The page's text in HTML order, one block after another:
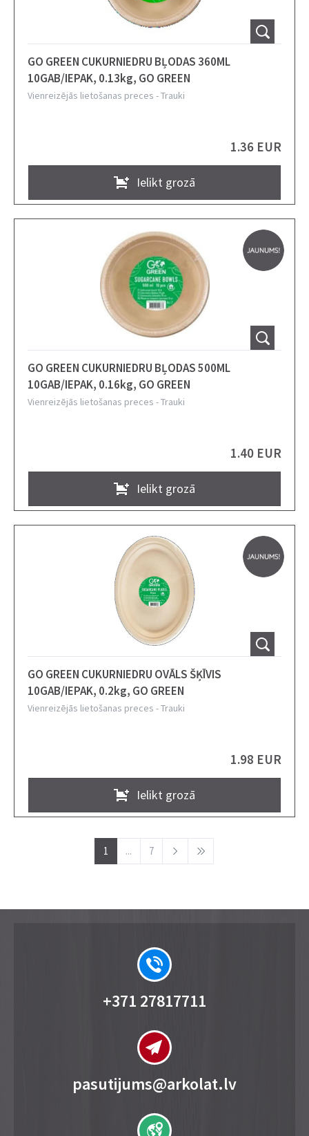
GO GREEN CUKURNIEDRU BĻODAS 360ML
10GAB/IEPAK, 0.13kg, GO GREEN
Vienreizējās lietošanas preces -Trauki
1.36 EUR
Ielikt grozā
GO GREEN CUKURNIEDRU BĻODAS 500ML
10GAB/IEPAK, 0.16kg, GO GREEN
Vienreizējās lietošanas preces -Trauki
1.40 EUR
Ielikt grozā
GO GREEN CUKURNIEDRU OVĀLS ŠĶĪVIS
10GAB/IEPAK, 0.2kg, GO GREEN
Vienreizējās lietošanas preces -Trauki
1.98 EUR
Ielikt grozā
1 ... 7
+371 27817711
pasutijums@arkolat.lv